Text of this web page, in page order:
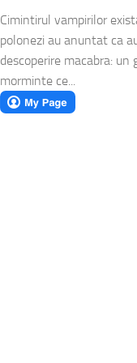
Cimintirul vampirilor
polonezi au anuntat ca
descoperire macabra: un
morminte ce...